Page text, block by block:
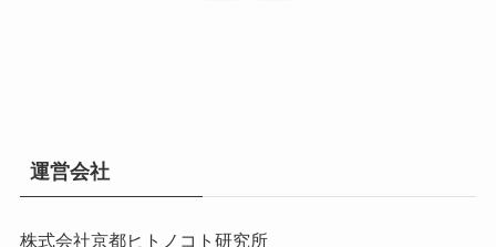
運営会社
株式会社京都ヒトノコト研究所